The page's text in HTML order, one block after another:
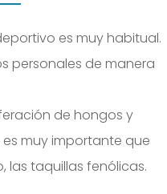
es muy habitual.
personales de manera
de hongos y
muy importante que
las taquillas fenólicas.